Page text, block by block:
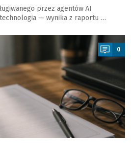
przez agentów AI
— wynika z raportu …
0